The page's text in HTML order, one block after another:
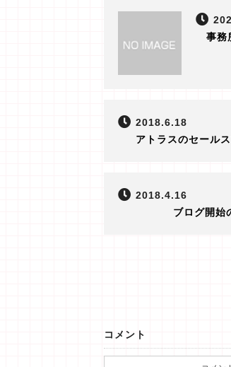
事務
2018.6.18
アトラスのセール
2018.4.16
ブログ開始
コメント